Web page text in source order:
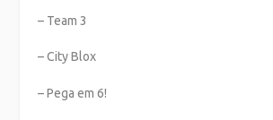
– Team 3
– City Blox
– Pega em 6!